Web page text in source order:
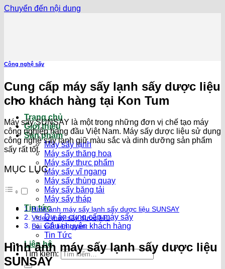
Chuyển đến nội dung
Trang chủ
Giới thiệu
Sản phẩm
Máy sấy lạnh
Máy sấy thăng hoa
Máy sấy thực phẩm
Máy sấy vĩ ngang
Máy sấy thùng quay
Máy sấy băng tải
Máy sấy tháp
Tin tức
Dự án cung cấp máy sấy
Câu chuyện khách hàng
Tin Tức
Liên hệ
Tìm kiếm:
Công nghệ sấy
Cung cấp máy sấy lạnh sấy dược liệu
cho khách hàng tại Kon Tum
Máy sấy SUNSAY là một trong những đơn vị chế tạo máy
công nghiệp hàng đầu Việt Nam. Máy sấy dược liệu sử dụng
công nghệ sấy lạnh giữ màu sắc và dinh dưỡng sản phẩm
sấy rất tốt.
MỤC LỤC
Hình ảnh máy sấy lạnh sấy dược liệu SUNSAY
Video máy sấy dược liệu
Bài viết liên quan:
Hình ảnh máy sấy lạnh sấy dược liệu
SUNSAY